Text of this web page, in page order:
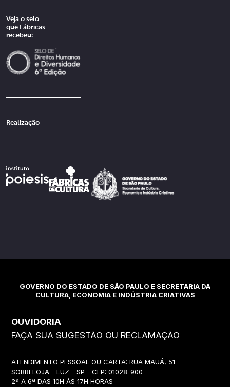
Veja o selo
que Fábricas
recebeu:
Realização
GOVERNO DO ESTADO DE SÃO PAULO E SECRETARIA DA
CULTURA, ECONOMIA E INDÚSTRIA CRIATIVAS
OUVIDORIA
FAÇA SUA SUGESTÃO OU RECLAMAÇÃO
ATENDIMENTO PESSOAL OU CARTA: RUA MAUÁ, 51
SOBRELOJA - LUZ - SP - CEP: 01028-900
2ª A 6ª DAS 10H ÀS 17H HORAS